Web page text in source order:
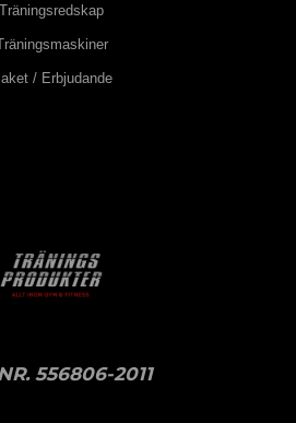
Träningsredskap
/ Erbjudande
556806-2011